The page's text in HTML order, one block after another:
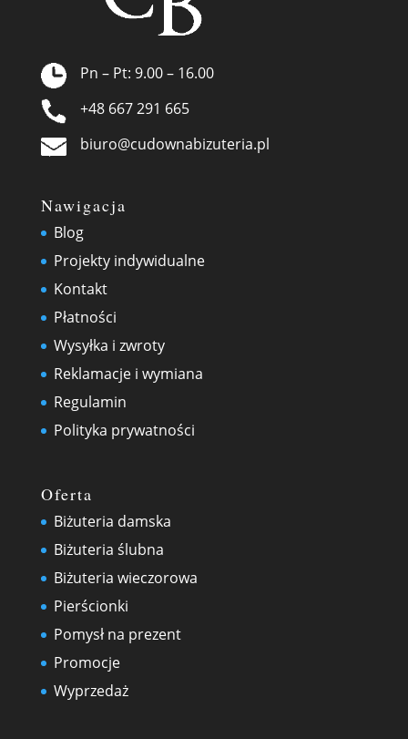
Pn – Pt: 9.00 – 16.00
+48 667 291 665
biuro@cudownabizuteria.pl
Nawigacja
Blog
Projekty indywidualne
Kontakt
Płatności
Wysyłka i zwroty
Reklamacje i wymiana
Regulamin
Polityka prywatności
Oferta
Biżuteria damska
Biżuteria ślubna
Biżuteria wieczorowa
Pierścionki
Pomysł na prezent
Promocje
Wyprzedaż